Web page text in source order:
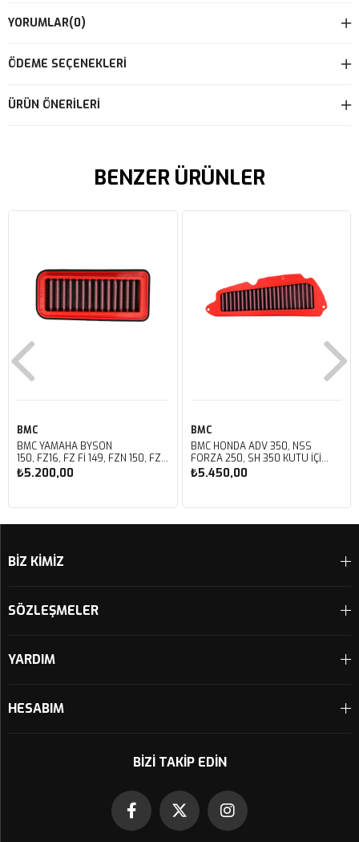
YORUMLAR(0)
ÖDEME SEÇENEKLERI
ÜRÜN ÖNERILERI
BENZER ÜRÜNLER
BMC
BMC YAMAHA BYSON
150, FZ16, FZ FI 149, FZN 150, FZS
FI V3 KUTU İÇİ PERFORMANS
HAVA FİLTRESİ FM01147
₺5.200,00
BMC
BMC HONDA ADV 350, NSS
FORZA 250, SH 350 KUTU İÇİ
PERFORMANS HAVA FİLTRESİ
₺5.450,00
BİZ KİMİZ
SÖZLEŞMELER
YARDIM
HESABIM
BIZI TAKIP EDIN